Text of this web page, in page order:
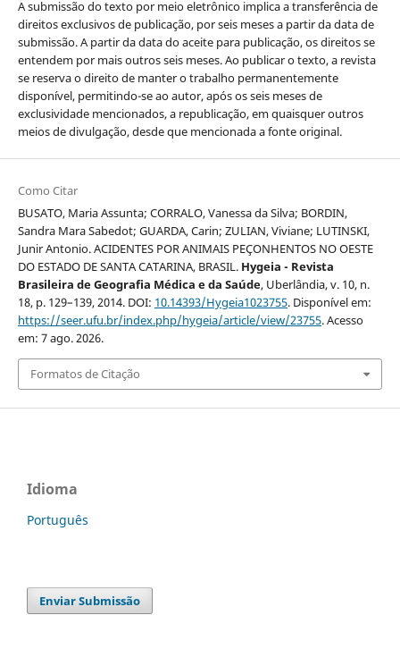
A submissão do texto por meio eletrônico implica a transferência de
direitos exclusivos de publicação, por seis meses a partir da data de
submissão. A partir da data do aceite para publicação, os direitos se
entendem por mais outros seis meses. Ao publicar o texto, a revista
se reserva o direito de manter o trabalho permanentemente
disponível, permitindo-se ao autor, após os seis meses de
exclusividade mencionados, a republicação, em quaisquer outros
meios de divulgação, desde que mencionada a fonte original.
Como Citar
BUSATO, Maria Assunta; CORRALO, Vanessa da Silva; BORDIN,
Sandra Mara Sabedot; GUARDA, Carin; ZULIAN, Viviane; LUTINSKI,
Junir Antonio. ACIDENTES POR ANIMAIS PEÇONHENTOS NO OESTE
DO ESTADO DE SANTA CATARINA, BRASIL. Hygeia - Revista
Brasileira de Geografia Médica e da Saúde, Uberlândia, v. 10, n.
18, p. 129–139, 2014. DOI: 10.14393/Hygeia1023755. Disponível em:
https://seer.ufu.br/index.php/hygeia/article/view/23755. Acesso
em: 7 ago. 2026.
Formatos de Citação
Idioma
Português
Enviar Submissão